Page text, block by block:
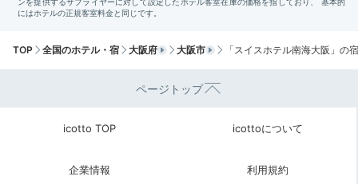
ルメイドのペストリーや焼き菓子をチェック しません
人や家族へのお土産に。自分用にも買っちゃいましょう
♪
11:00
TOP 全国のホテル・宿 大阪府 大阪市 「スイスホテル南海大阪」の
ページトップ
icotto TOP icottoについて
企業情報 利用規約